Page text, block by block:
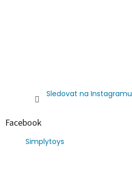
Sledovat na Instagramu
Facebook
Simplytoys